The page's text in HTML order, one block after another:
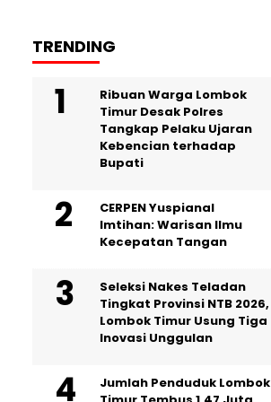
TRENDING
Ribuan Warga Lombok
Timur Desak Polres
Tangkap Pelaku Ujaran
Kebencian terhadap
Bupati
CERPEN Yuspianal
Imtihan: Warisan Ilmu
Kecepatan Tangan
Seleksi Nakes Teladan
Tingkat Provinsi NTB 2026,
Lombok Timur Usung Tiga
Inovasi Unggulan
Jumlah Penduduk Lombok